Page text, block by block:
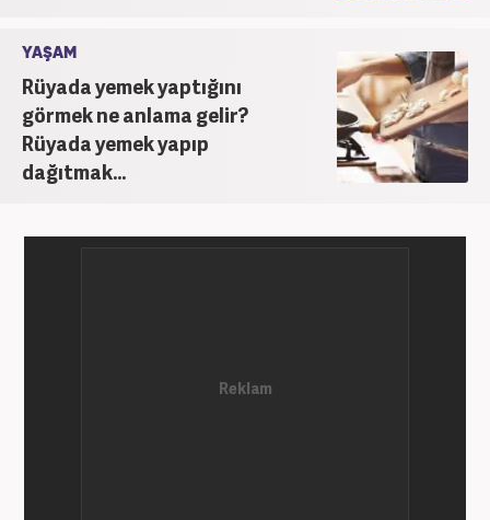
YAŞAM
Rüyada yemek yaptığını
görmek ne anlama gelir?
Rüyada yemek yapıp
dağıtmak...